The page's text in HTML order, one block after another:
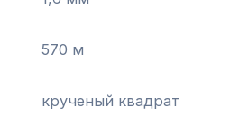
570 м
крученый квадрат